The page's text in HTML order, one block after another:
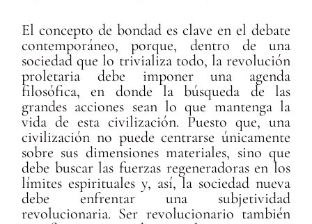
El concepto de bondad es clave en el debate
contemporáneo, porque, dentro de una
sociedad que lo trivializa todo, la revolución
proletaria debe imponer una agenda
filosófica, en donde la búsqueda de las
grandes acciones sean lo que mantenga la
vida de esta civilización. Puesto que, una
civilización no puede centrarse únicamente
sobre sus dimensiones materiales, sino que
debe buscar las fuerzas regeneradoras en los
límites espirituales y, así, la sociedad nueva
debe enfrentar una subjetividad
revolucionaria. Ser revolucionario también